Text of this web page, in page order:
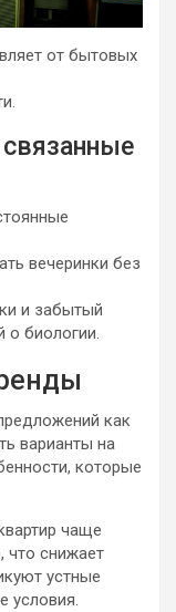
от бытовых
связанные
вечеринки без
и забытый
о биологии.
как
варианты на
которые
чаще
что снижает
устные
условия.